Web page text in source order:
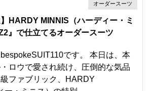
オーダースーツ
】HARDY MINNIS（ハーディー・ミ
』で仕立てるオーダースーツ
です。 本日は、本
ロウで愛され続け、圧倒的な気品
ファブリック、HARDY